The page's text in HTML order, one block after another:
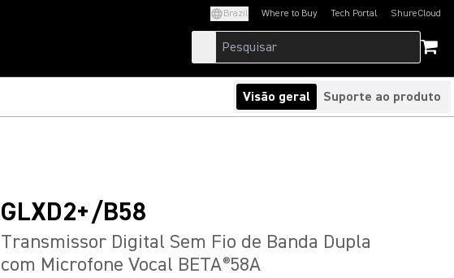
Brazil Where to Buy Tech Portal
(Opens in a new tab)ShureCloud
(Opens in a new
Visão geral Suporte ao produto
GLXD2+/B58
Transmissor Digital Sem Fio de Banda Dupla
com Microfone Vocal BETA®58A